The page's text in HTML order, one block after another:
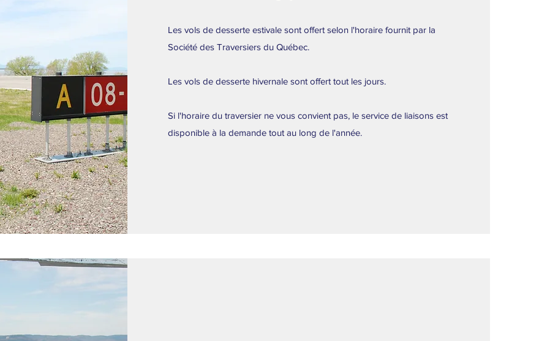
Les vols de desserte estivale sont offert selon l'horaire fournit par la
Société des Traversiers du Québec.
Les vols de desserte hivernale sont offert tout les jours.
Si l'horaire du traversier ne vous convient pas, le service de liaisons est
disponible à la demande tout au long de l'année.